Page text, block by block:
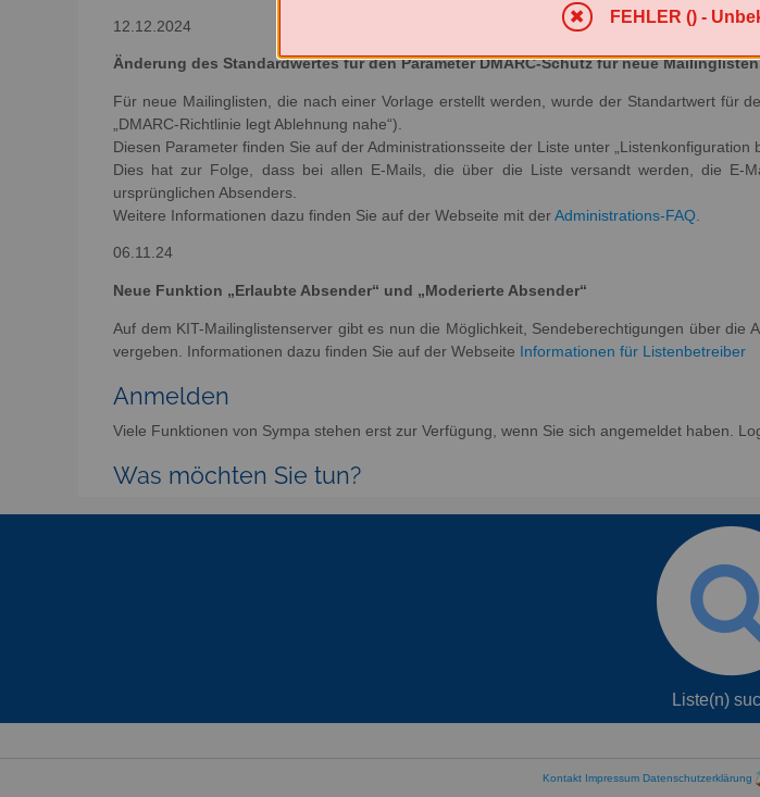
12.12.2024
Änderung des Standardwertes für den Parameter DMARC-Schutz für neue
Für neue Mailinglisten, die nach einer Vorlage erstellt werden, wurde der Standartwert für
„DMARC-Richtlinie legt Ablehnung nahe“).
Diesen Parameter finden Sie auf der Administrationsseite der Liste unter „Listenkonfiguration
Dies hat zur Folge, dass bei allen E-Mails, die über die Liste versandt werden, die E-
ursprünglichen Absenders.
Weitere Informationen dazu finden Sie auf der Webseite mit der Administrations-FAQ.
06.11.24
Neue Funktion „Erlaubte Absender“ und „Moderierte Absender“
Auf dem KIT-Mailinglistenserver gibt es nun die Möglichkeit, Sendeberechtigungen über
vergeben. Informationen dazu finden Sie auf der Webseite Informationen für Listenbetreiber
Anmelden
Viele Funktionen von Sympa stehen erst zur Verfügung, wenn Sie sich angemeldet haben.
Was möchten Sie tun?
Liste(n)
Kontakt Impressum Datenschutzerklärung
FEHLER () -